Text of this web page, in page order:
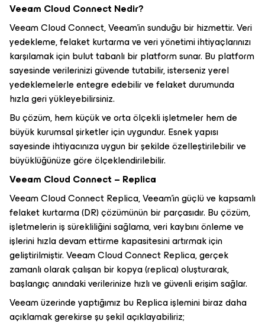
Veeam Cloud Connect Nedir?
Veeam Cloud Connect, Veeam’in sunduğu bir hizmettir. Veri
yedekleme, felaket kurtarma ve veri yönetimi ihtiyaçlarınızı
karşılamak için bulut tabanlı bir platform sunar. Bu platform
sayesinde verilerinizi güvende tutabilir, isterseniz yerel
yedeklemelerle entegre edebilir ve felaket durumunda
hızla geri yükleyebilirsiniz.
Bu çözüm, hem küçük ve orta ölçekli işletmeler hem de
büyük kurumsal şirketler için uygundur. Esnek yapısı
sayesinde ihtiyacınıza uygun bir şekilde özelleştirilebilir ve
büyüklüğünüze göre ölçeklendirilebilir.
Veeam Cloud Connect – Replica
Veeam Cloud Connect Replica, Veeam’in güçlü ve kapsamlı
felaket kurtarma (DR) çözümünün bir parçasıdır. Bu çözüm,
işletmelerin iş sürekliliğini sağlama, veri kaybını önleme ve
işlerini hızla devam ettirme kapasitesini artırmak için
geliştirilmiştir. Veeam Cloud Connect Replica, gerçek
zamanlı olarak çalışan bir kopya (replica) oluşturarak,
başlangıç ​​anındaki verilerinize hızlı ve güvenli erişim sağlar.
Veeam üzerinde yaptığımız bu Replica işlemini biraz daha
açıklamak gerekirse şu şekil açıklayabiliriz;